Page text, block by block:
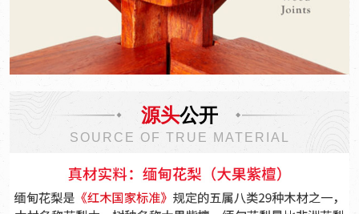
源头公开
SOURCE OF TRUE MATERIAL